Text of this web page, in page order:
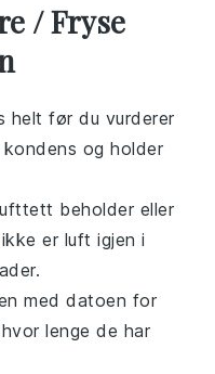
/ Fryse
helt før du vurderer
og holder
beholder eller
er luft igjen i
med datoen for
lenge de har